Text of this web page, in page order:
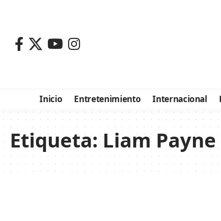
Inicio Entretenimiento Internacional
Etiqueta:Liam Payne